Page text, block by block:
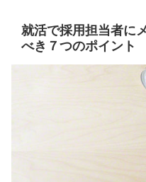
就活で採用担当者に
べき７つのポイント